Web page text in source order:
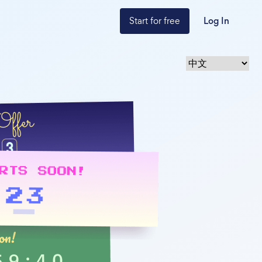
Start for free Log In